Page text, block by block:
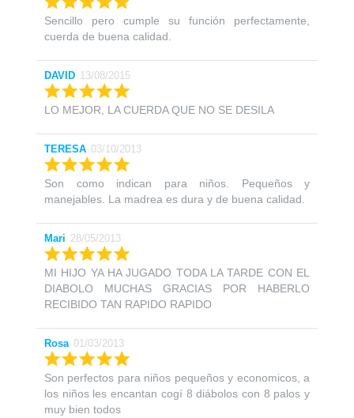
Sencillo pero cumple su función perfectamente,
cuerda de buena calidad.
DAVID 13/08/2015
LO MEJOR, LA CUERDA QUE NO SE DESILA
TERESA 03/10/2013
Son como indican para niños. Pequeños y
manejables. La madrea es dura y de buena calidad.
Mari 28/05/2013
MI HIJO YA HA JUGADO TODA LA TARDE CON EL
DIABOLO MUCHAS GRACIAS POR HABERLO
RECIBIDO TAN RAPIDO RAPIDO
Rosa 01/03/2013
Son perfectos para niños pequeños y economicos, a
los niños les encantan cogí 8 diábolos con 8 palos y
muy bien todos